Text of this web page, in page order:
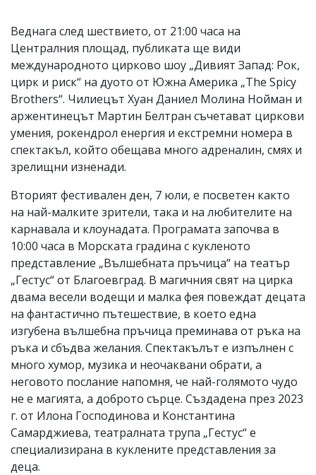
Веднага след шествието, от 21:00 часа на
Централния площад, публиката ще види
международното цирково шоу „Дивият Запад: Рок,
цирк и риск“ на дуото от Южна Америка „The Spicy
Brothers“. Чилиецът Хуан Даниел Молина Нойман и
аржентинецът Мартин Белтран съчетават циркови
умения, рокендрол енергия и екстремни номера в
спектакъл, който обещава много адреналин, смях и
зрелищни изненади.
Вторият фестивален ден, 7 юли, е посветен както
на най-малките зрители, така и на любителите на
карнавала и клоунадата. Програмата започва в
10:00 часа в Морската градина с кукленото
представление „Вълшебната пръчица“ на театър
„Гестус“ от Благоевград. В магичния свят на цирка
двама весели водещи и малка фея повеждат децата
на фантастично пътешествие, в което една
изгубена вълшебна пръчица преминава от ръка на
ръка и сбъдва желания. Спектакълът е изпълнен с
много хумор, музика и неочаквани обрати, а
неговото послание напомня, че най-голямото чудо
не е магията, а доброто сърце. Създадена през 2023
г. от Илона Господинова и Константина
Самарджиева, театралната трупа „Гестус“ е
специализирана в куклените представления за
деца.